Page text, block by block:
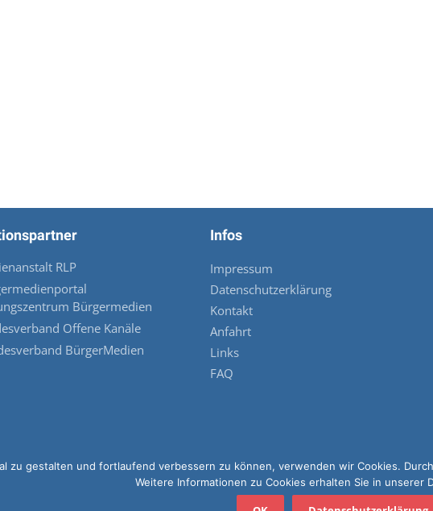
RLP
Bürgermedien
Offene Kanäle
BürgerMedien
Infos
Impressum
Datenschutzerklärung
Kontakt
Anfahrt
Links
FAQ
zu gestalten und fortlaufend verbessern zu können, verwenden wir Cookies.
Weitere Informationen zu Cookies erhalten Sie in unserer